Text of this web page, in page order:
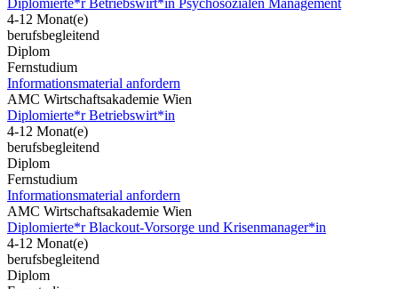
Diplomierte*r Betriebswirt*in Psychosozialen Management
4-12 Monat(e)
berufsbegleitend
Diplom
Fernstudium
Informationsmaterial anfordern
AMC Wirtschaftsakademie Wien
Diplomierte*r Betriebswirt*in
4-12 Monat(e)
berufsbegleitend
Diplom
Fernstudium
Informationsmaterial anfordern
AMC Wirtschaftsakademie Wien
Diplomierte*r Blackout-Vorsorge und Krisenmanager*in
4-12 Monat(e)
berufsbegleitend
Diplom